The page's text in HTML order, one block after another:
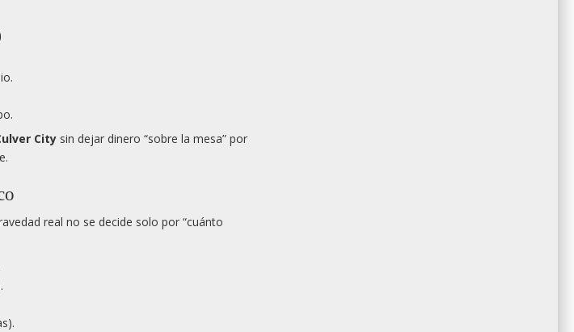
City sin dejar dinero “sobre la mesa” por
real no se decide solo por “cuánto